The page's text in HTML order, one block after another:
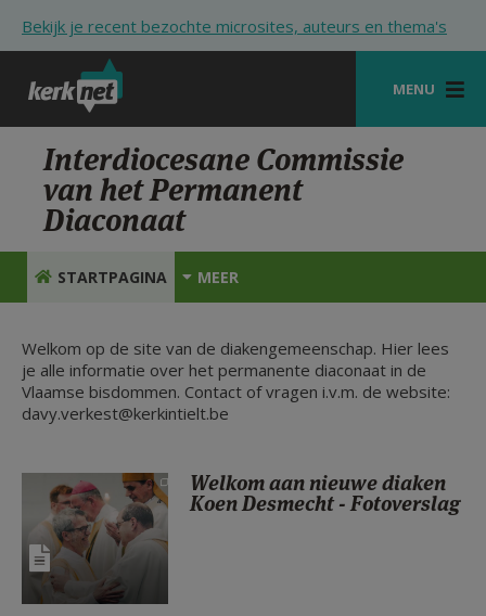
Bekijk je recent bezochte microsites, auteurs en thema's
MENU
STARTPAGINA
KERK
SHOP
HULP
STARTPAGINA PORTAAL
AANMELDEN OF REGISTREREN
Interdiocesane Commissie
van het Permanent
Diaconaat
STARTPAGINA MEER
Welkom op de site van de diakengemeenschap. Hier lees
je alle informatie over het permanente diaconaat in de
Vlaamse bisdommen. Contact of vragen i.v.m. de website:
davy.verkest@kerkintielt.be
Welkom aan nieuwe diaken
Koen Desmecht - Fotoverslag